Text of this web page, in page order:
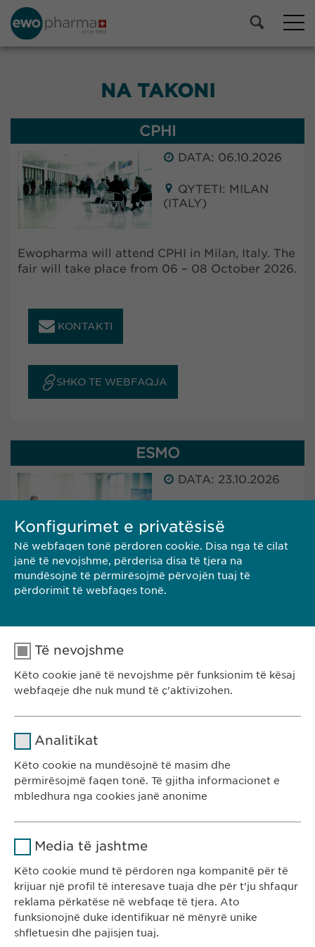
NA TAKONI
CPHI
DATA: 06.10.2026
QYTETI: MILAN
(ITALY)
Ewopharma will attend CPHI in Milan, Italy. The
fair will take place from 06 – 08 October 2026.
KONTAKTI
SHKO TE WEBFAQJA
ESMO
DATA: 23.10.2026
(SPAIN)
Ewopharma will attend ESMO in Madrid, Spain.
The conference will take place from 23 - 27
SHKO TE WEBFAQJA
Rr. Gazmend Zajmi 59
10000 Prishtinë
Kosovë
KONTAKTI
Konfigurimet e privatësisë
Në webfaqen tonë përdoren cookie. Disa nga të cilat
janë të nevojshme, përderisa disa të tjera na
mundësojnë të përmirësojmë përvojën tuaj të
përdorimit të webfaqes tonë.
Të nevojshme
Këto cookie janë të nevojshme për funksionim të kësaj
webfaqeje dhe nuk mund të ç'aktivizohen.
Kohëzgjatja 1 vit
Ruan gjendjen e pëlqimit të cookie-
Analitikat
Këto cookie na mundësojnë të masim dhe
përmirësojmë faqen tonë. Të gjitha informacionet e
mbledhura nga cookies janë anonime
Kohëzgjatja
Qëllimi Generates statistical data.
Media të jashtme
Këto cookie mund të përdoren nga kompanitë për të
krijuar një profil të interesave tuaja dhe për t'ju shfaqur
reklama përkatëse në webfaqe të tjera. Ato
funksionojnë duke identifikuar në mënyrë unike
shfletuesin dhe pajisjen tuaj.